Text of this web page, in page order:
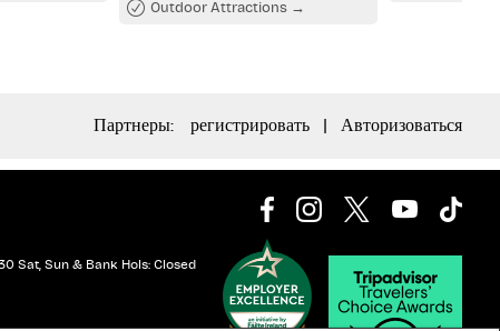
Outdoor Attractions
Партнеры: регистрировать Авторизоваться
Sat, Sun & Bank Hols: Closed